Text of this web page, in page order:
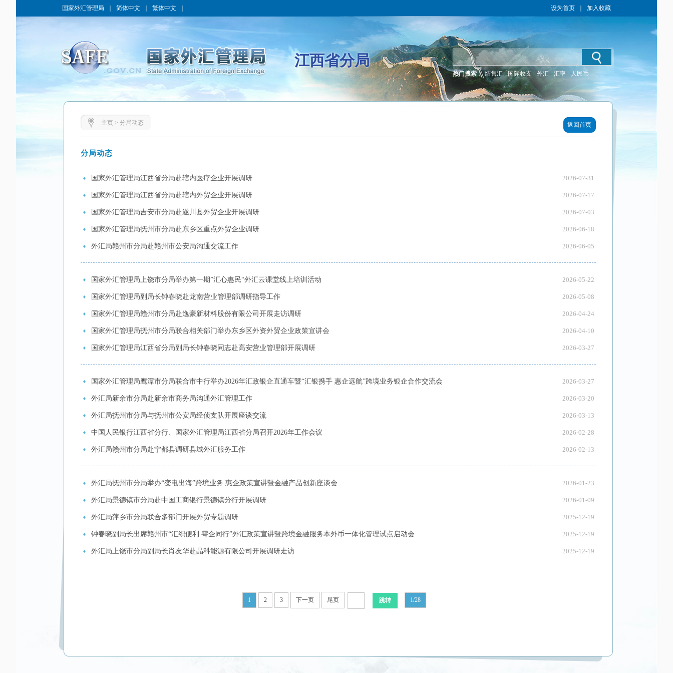
国家外汇管理局 简体中文 繁体中文 设为首页 加入收藏
江西省分局
热门搜索： 结售汇 国际收支 外汇 汇率 人民币
主页> 分局动态 返回首页
分局动态
国家外汇管理局江西省分局赴辖内医疗企业开展调研 2026-07-31
国家外汇管理局江西省分局赴辖内外贸企业开展调研 2026-07-17
国家外汇管理局吉安市分局赴遂川县外贸企业开展调研 2026-07-03
国家外汇管理局抚州市分局赴东乡区重点外贸企业调研 2026-06-18
外汇局赣州市分局赴赣州市公安局沟通交流工作 2026-06-05
国家外汇管理局上饶市分局举办第一期”汇心惠民“外汇云课堂线上培训活动 2026-05-22
国家外汇管理局副局长钟春晓赴龙南营业管理部调研指导工作 2026-05-08
国家外汇管理局赣州市分局赴逸豪新材料股份有限公司开展走访调研 2026-04-24
国家外汇管理局抚州市分局联合相关部门举办东乡区外资外贸企业政策宣讲会 2026-04-10
国家外汇管理局江西省分局副局长钟春晓同志赴高安营业管理部开展调研 2026-03-27
国家外汇管理局鹰潭市分局联合市中行举办2026年汇政银企直通车暨“汇银携手 惠企远航”跨境业务银企合作交流会 2026-03-27
外汇局新余市分局赴新余市商务局沟通外汇管理工作 2026-03-20
外汇局抚州市分局与抚州市公安局经侦支队开展座谈交流 2026-03-13
中国人民银行江西省分行、国家外汇管理局江西省分局召开2026年工作会议 2026-02-28
外汇局赣州市分局赴宁都县调研县域外汇服务工作 2026-02-13
外汇局抚州市分局举办“变电出海”跨境业务 惠企政策宣讲暨金融产品创新座谈会 2026-01-23
外汇局景德镇市分局赴中国工商银行景德镇分行开展调研 2026-01-09
外汇局萍乡市分局联合多部门开展外贸专题调研 2025-12-19
钟春晓副局长出席赣州市“汇织便利 雩企同行”外汇政策宣讲暨跨境金融服务本外币一体化管理试点启动会 2025-12-19
外汇局上饶市分局副局长肖友华赴晶科能源有限公司开展调研走访 2025-12-19
1 2 3 下一页 尾页 1/28